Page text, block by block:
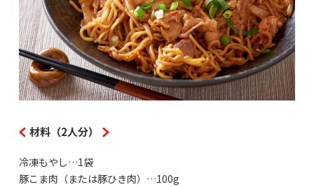
材料（2人分）
冷凍もやし…1袋
豚こま肉（または豚ひき肉）…100g